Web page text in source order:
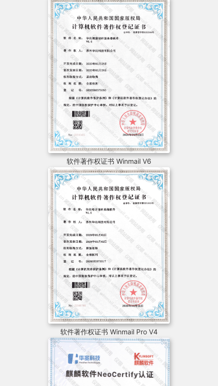
软件著作权证书 Winmail V6
软件著作权证书 Winmail Pro V4